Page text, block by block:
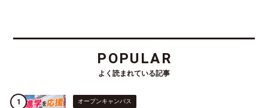
POPULAR
よく読まれている記事
オープンキャンパス